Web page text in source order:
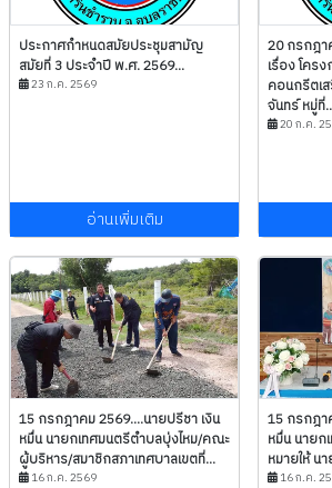
ประกาศกำหนดสมัยประชุมสามัญ
สมัยที่ 3 ประจำปี พ.ศ. 2569...
23 ก.ค. 2569
อ่านเพิ่มเติม
20 กรกฎา
เรื่อง โคร
คอนกรีตเ
จันทร์ หมู่ที่
20 ก.ค.
15 กรกฎาคม 2569....นายปรีชา เงิน
หมื่น นายกเทศมนตรีตำบลบุ่งไหม/คณะ
ผู้บริหาร/สมาชิกสภาเทศบาลเขตที่...
16 ก.ค. 2569
15 กรกฎา
หมื่น นายก
หมายให้ น
16 ก.ค.